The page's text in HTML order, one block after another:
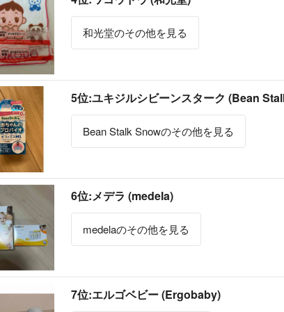
和光堂のその他を見る
5位:ユキジルシビーンスターク (Bean
Bean Stalk Snowのその他を見る
6位:メデラ (medela)
medelaのその他を見る
7位:エルゴベビー (Ergobaby)